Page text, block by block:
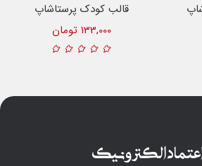
قالب کودک پرستاشاپ
133,000 تومان
اعتماد الکترونیک